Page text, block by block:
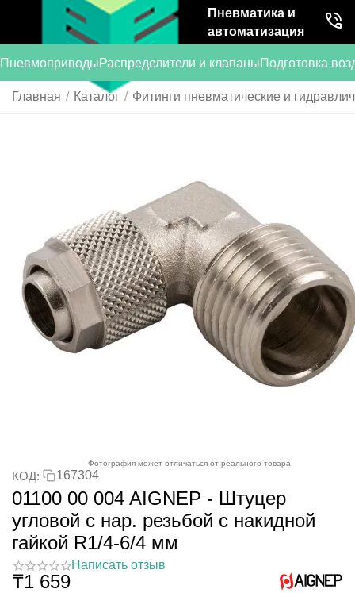
Пневматика и
автоматизация
ПневмоприводыРаспределители и клапаныПодготовка
Главная / Каталог / Фитинги пневматические и
Фотография может отличаться от реального товара
КОД: 167304
01100 00 004 AIGNEP - Штуцер
угловой с нар. резьбой с накидной
гайкой R1/4-6/4 мм
Написать отзыв
₸1 659